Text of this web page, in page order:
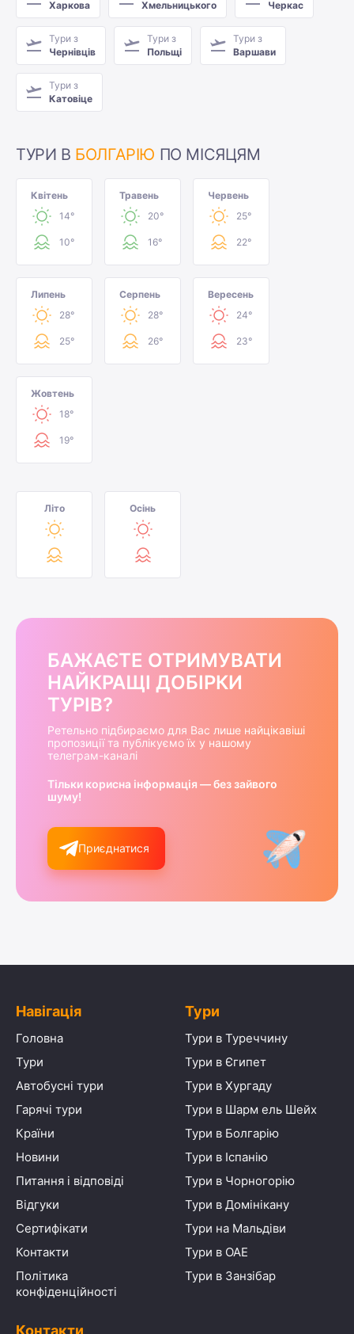
Харкова
Хмельницького
Черкас
Тури з
Чернівців
Тури з
Польщі
Тури з
Варшави
Тури з
Катовіце
ТУРИ В БОЛГАРІЮ ПО МІСЯЦЯМ
Квітень
14°
10°
Травень
20°
16°
Червень
25°
22°
Липень
28°
25°
Серпень
28°
26°
Вересень
24°
23°
Жовтень
18°
19°
Літо Осінь
БАЖАЄТЕ ОТРИМУВАТИ
НАЙКРАЩІ ДОБІРКИ
ТУРІВ?
Ретельно підбираємо для Вас лише найцікавіші
пропозиції та публікуємо їх у нашому
телеграм-каналі
Тільки корисна інформація — без зайвого
шуму!
Приєднатися
Навігація
Головна
Тури
Автобусні тури
Гарячі тури
Країни
Новини
Питання і відповіді
Відгуки
Сертифікати
Контакти
Політика
конфіденційності
Тури
Тури в Туреччину
Тури в Єгипет
Тури в Хургаду
Тури в Шарм ель Шейх
Тури в Болгарію
Тури в Іспанію
Тури в Чорногорію
Тури в Домінікану
Тури на Мальдіви
Тури в ОАЕ
Тури в Занзібар
Контакти